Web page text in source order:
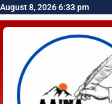
August 8, 2026 6:33 pm